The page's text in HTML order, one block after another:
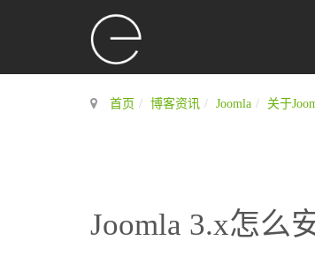
首页 博客资讯 Joomla 关于
Joomla 3.x怎么